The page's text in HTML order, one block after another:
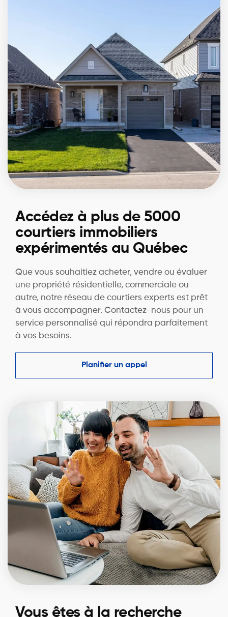
Accédez à plus de 5000
courtiers immobiliers
expérimentés au Québec
Que vous souhaitiez acheter, vendre ou évaluer
une propriété résidentielle, commerciale ou
autre, notre réseau de courtiers experts est prêt
à vous accompagner. Contactez-nous pour un
service personnalisé qui répondra parfaitement
à vos besoins.
Planifier un appel
Vous êtes à la recherche